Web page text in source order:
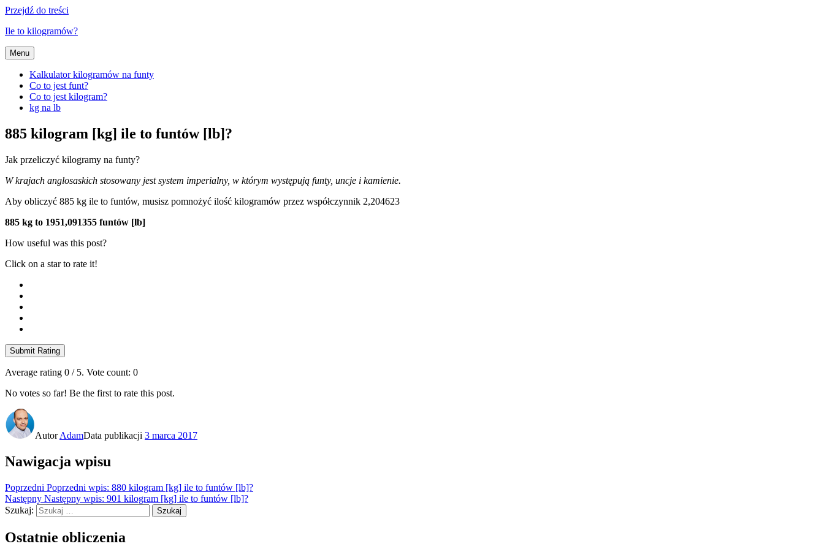
Przejdź do treści
Ile to kilogramów?
Menu
Kalkulator kilogramów na funty
Co to jest funt?
Co to jest kilogram?
kg na lb
885 kilogram [kg] ile to funtów [lb]?
Jak przeliczyć kilogramy na funty?
W krajach anglosaskich stosowany jest system imperialny, w którym występują funty, uncje i kamienie.
Aby obliczyć 885 kg ile to funtów, musisz pomnożyć ilość kilogramów przez współczynnik 2,204623
885 kg to 1951,091355 funtów [lb]
How useful was this post?
Click on a star to rate it!
Submit Rating
Average rating 0 / 5. Vote count: 0
No votes so far! Be the first to rate this post.
AutorAdamData publikacji 3 marca 2017
Nawigacja wpisu
Poprzedni Poprzedni wpis: 880 kilogram [kg] ile to funtów [lb]?
Następny Następny wpis: 901 kilogram [kg] ile to funtów [lb]?
Szukaj:
Szukaj
Ostatnie obliczenia